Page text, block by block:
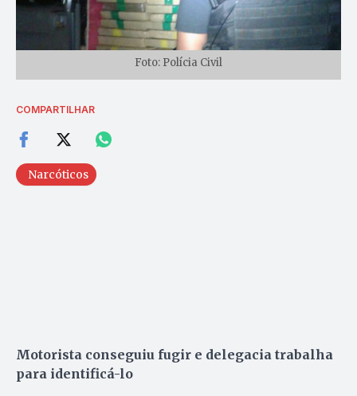
Foto: Polícia Civil
COMPARTILHAR
Narcóticos
Motorista conseguiu fugir e delegacia trabalha
para identificá-lo